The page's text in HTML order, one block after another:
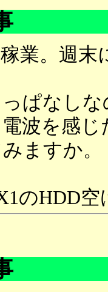
理課に
第二事業
ら、ガリ
現状では
らしいの
きとする
られた
レアさん
の方は違
でもク
スガイな
業。週末
ぱなしな
波を感じ
ますか。
のHDD空